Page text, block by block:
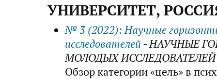
УНИВЕРСИТЕТ,
№ 3 (2022): Научные
исследователей - НАУЧНЫЕ
МОЛОДЫХ ИССЛЕДОВАТЕЛЕЙ
Обзор категории «цель» в